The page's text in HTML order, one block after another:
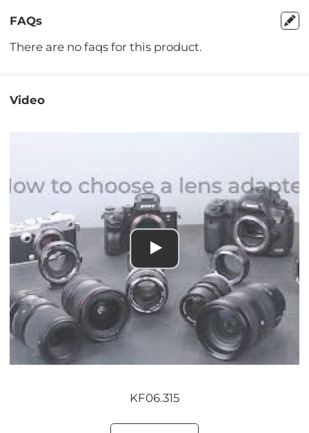
FAQs
There are no faqs for this product.
Video
KF06.315